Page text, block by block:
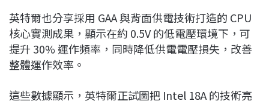
英特爾也分享採用 GAA 與背面供電技術打造的 CPU
核心實測成果，顯示在約 0.5V 的低電壓環境下，可
提升 30% 運作頻率，同時降低供電電壓損失，改善
整體運作效率。
這些數據顯示，英特爾正試圖把 Intel 18A 的技術亮